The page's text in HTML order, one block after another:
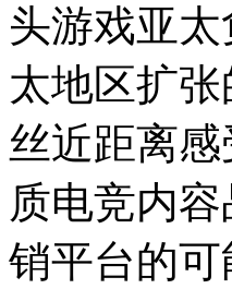
头游戏亚
太地区扩
丝近距离
质电竞内
销平台的可